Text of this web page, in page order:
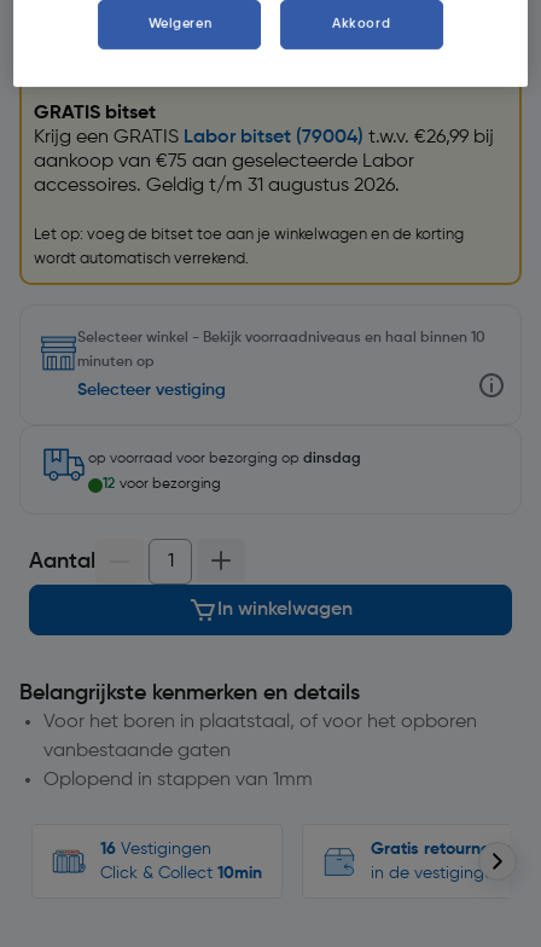
GRATIS bitset
Krijg een GRATIS Labor bitset (79004) t.w.v. €26,99 bij
aankoop van €75 aan geselecteerde Labor
accessoires. Geldig t/m 31 augustus 2026.
Let op: voeg de bitset toe aan je winkelwagen en de korting
wordt automatisch verrekend.
Selecteer winkel - Bekijk voorraadniveaus en haal binnen 10
minuten op
Selecteer vestiging
op voorraad voor bezorging op dinsdag
12 voor bezorging
Aantal
In winkelwagen
Belangrijkste kenmerken en details
Voor het boren in plaatstaal, of voor het opboren
vanbestaande gaten
Oplopend in stappen van 1mm
16 Vestigingen
Click & Collect 10min
Gratis retourneren
in de vestigingen
Weigeren Akkoord